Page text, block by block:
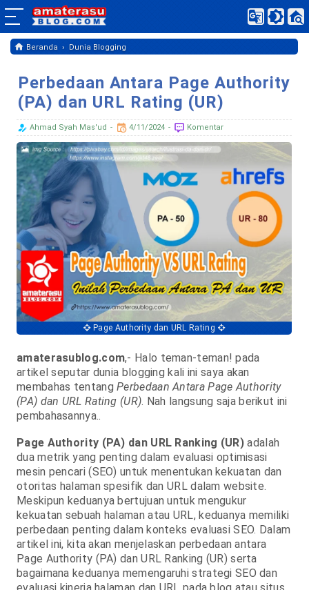
Beranda › Dunia Blogging
Perbedaan Antara Page Authority
(PA) dan URL Rating (UR)
Ahmad Syah Mas'ud 4/11/2024 Komentar
Page Authority dan URL Rating
amaterasublog.com,- Halo teman-teman! pada
artikel seputar dunia blogging kali ini saya akan
membahas tentangPerbedaan Antara Page Authority
(PA) dan URL Rating (UR). Nah langsung saja berikut ini
pembahasannya..
Page Authority (PA) dan URL Ranking (UR) adalah
dua metrik yang penting dalam evaluasi optimisasi
mesin pencari (SEO) untuk menentukan kekuatan dan
otoritas halaman spesifik dan URL dalam website.
Meskipun keduanya bertujuan untuk mengukur
kekuatan sebuah halaman atau URL, keduanya memiliki
perbedaan penting dalam konteks evaluasi SEO. Dalam
artikel ini, kita akan menjelaskan perbedaan antara
Page Authority (PA) dan URL Ranking (UR) serta
bagaimana keduanya memengaruhi strategi SEO dan
evaluasi kinerja halaman dan URL pada blog atau situs